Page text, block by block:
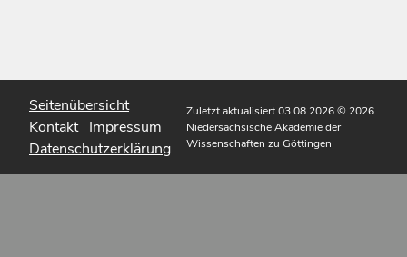
Seitenübersicht
Kontakt Impressum
Datenschutzerklärung
Zuletzt aktualisiert 03.08.2026© 2026
Niedersächsische Akademie der
Wissenschaften zu Göttingen